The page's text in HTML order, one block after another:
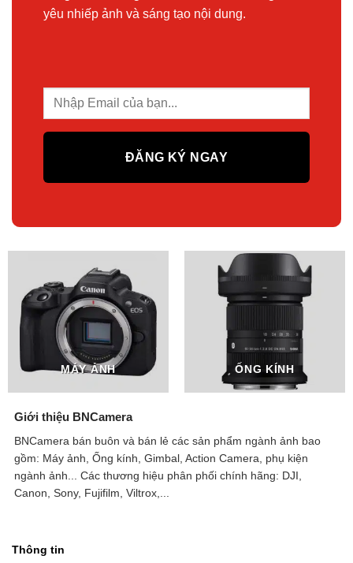
yêu nhiếp ảnh và sáng tạo nội dung.
MÁY ẢNH ỐNG KÍNH
Giới thiệu BNCamera
BNCamera bán buôn và bán lẻ các sản phẩm ngành ảnh bao
gồm: Máy ảnh, Ống kính, Gimbal, Action Camera, phụ kiện
ngành ảnh...
Các thương hiệu phân phối chính hãng: DJI,
Canon, Sony, Fujifilm, Viltrox,...
Thông tin